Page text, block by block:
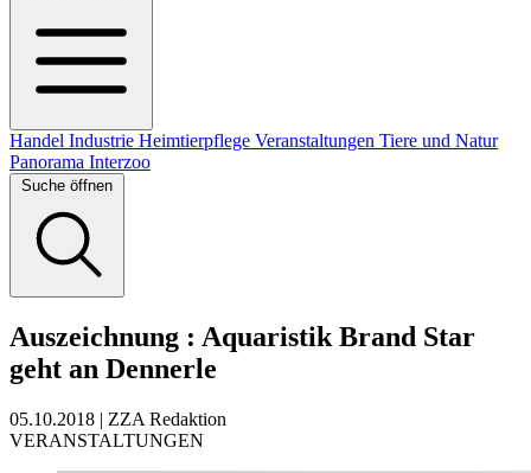
Handel Industrie Heimtierpflege Veranstaltungen Tiere und Natur
Panorama Interzoo
Suche öffnen
Auszeichnung : Aquaristik Brand Star
geht an Dennerle
05.10.2018 | ZZA Redaktion
VERANSTALTUNGEN